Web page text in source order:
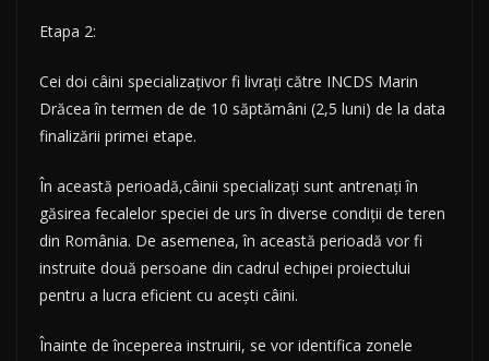
Etapa 2:
Cei doi câini specializațivor fi livrați către INCDS Marin
Drăcea în termen de de 10 săptămâni (2,5 luni) de la data
finalizării primei etape.
În această perioadă,câinii specializați sunt antrenați în
găsirea fecalelor speciei de urs în diverse condiții de teren
din România. De asemenea, în această perioadă vor fi
instruite două persoane din cadrul echipei proiectului
pentru a lucra eficient cu acești câini.
Înainte de începerea instruirii, se vor identifica zonele